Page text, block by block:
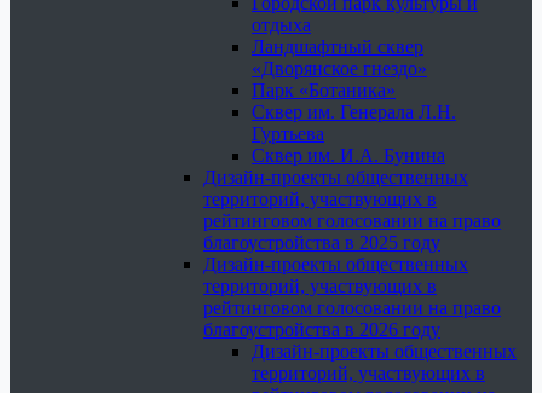
отдыха
Ландшафтный сквер
«Дворянское гнездо»
Парк «Ботаника»
Сквер им. Генерала Л.Н.
Гуртьева
Сквер им. И.А. Бунина
Дизайн-проекты общественных
территорий, участвующих в
рейтинговом голосовании на право
благоустройства в 2025 году
Дизайн-проекты общественных
территорий, участвующих в
рейтинговом голосовании на право
благоустройства в 2026 году
Дизайн-проекты общественных
территорий, участвующих в